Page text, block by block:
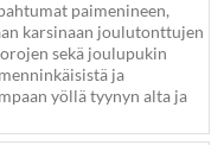
paimenineen,
karsinaan joulutonttujen
sekä joulupukin
ja
yöllä tyynyn alta ja